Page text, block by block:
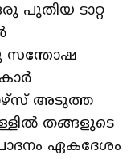
പുതിയ ടാറ്റ
സന്തോഷ
അടുത്ത
തങ്ങളുടെ
ഏകദേശം